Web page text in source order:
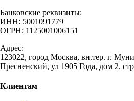
Банковские реквизиты:
ИНН: 5001091779
ОГРН: 1125001006151
Адрес:
123022, город Москва, вн.тер. г.
Пресненский, ул 1905 Года, дом 2,
Клиентам